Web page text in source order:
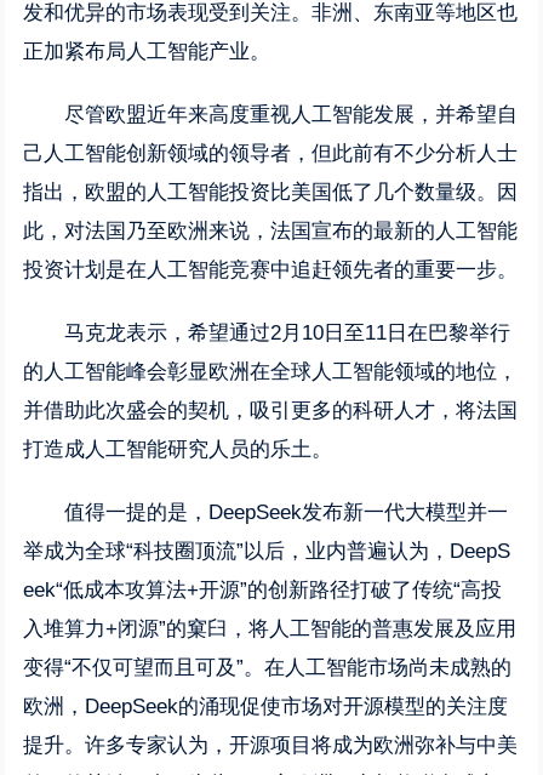
发和优异的市场表现受到关注。非洲、东南亚等地区也
正加紧布局人工智能产业。
尽管欧盟近年来高度重视人工智能发展，并希望自
己人工智能创新领域的领导者，但此前有不少分析人士
指出，欧盟的人工智能投资比美国低了几个数量级。因
此，对法国乃至欧洲来说，法国宣布的最新的人工智能
投资计划是在人工智能竞赛中追赶领先者的重要一步。
马克龙表示，希望通过2月10日至11日在巴黎举行
的人工智能峰会彰显欧洲在全球人工智能领域的地位，
并借助此次盛会的契机，吸引更多的科研人才，将法国
打造成人工智能研究人员的乐土。
值得一提的是，DeepSeek发布新一代大模型并一
举成为全球“科技圈顶流”以后，业内普遍认为，DeepS
eek“低成本攻算法+开源”的创新路径打破了传统“高投
入堆算力+闭源”的窠臼，将人工智能的普惠发展及应用
变得“不仅可望而且可及”。在人工智能市场尚未成熟的
欧洲，DeepSeek的涌现促使市场对开源模型的关注度
提升。许多专家认为，开源项目将成为欧洲弥补与中美